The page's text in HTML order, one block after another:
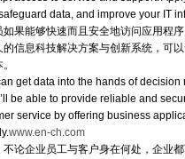
data, and improve your IT
果能够快速而且安全地访问应用程
信息科技解决方案与创新系统，可
get data into the hands of
be able to provide reliable and
service by offering business
www.en-ch.com
论企业员工与客户身在何处，企业